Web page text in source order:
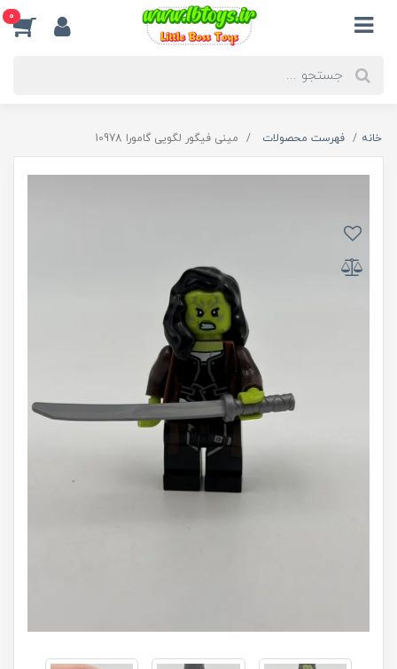
0
خانه فهرست محصولات مینی فیگور لگویی گامورا 10978